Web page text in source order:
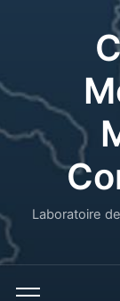
Laboratoire